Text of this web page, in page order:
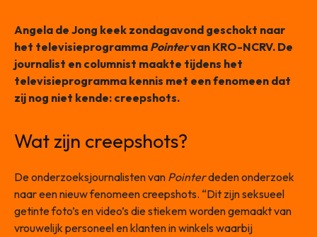
Angela de Jong keek zondagavond geschokt naar
het televisieprogramma Pointervan KRO-NCRV. De
journalist en columnist maakte tijdens het
televisieprogramma kennis met een fenomeen dat
zij nog niet kende: creepshots.
Wat zijn creepshots?
De onderzoeksjournalisten van Pointerdeden onderzoek
naar een nieuw fenomeen creepshots. “Dit zijn seksueel
getinte foto’s en video’s die stiekem worden gemaakt van
vrouwelijk personeel en klanten in winkels waarbij